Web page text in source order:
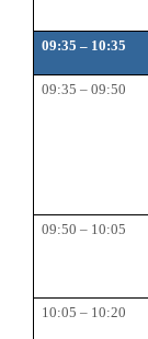
09:35 – 10:35
09:35 – 09:50
09:50 – 10:05
10:05 – 10:20